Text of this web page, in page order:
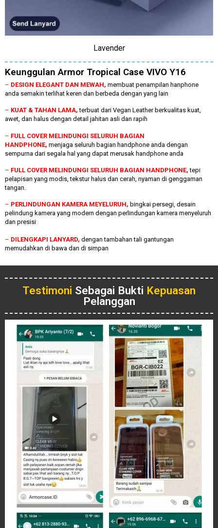
Lavender
Keunggulan Armor Tropical Case VIVO Y16
– DESIGN ELEGANT DAN MEWAH, membuat penampilan hanphone
anda semakin terlihat keren dan berbeda dengan yang lain
– KUAT & TAHAN LAMA,terbuat dari Vegan Leather berkualitas kuat,
awet, dan halus dengan detail jahitan asli dan rapih
– FULL COVER MELINDUNGI SELURUH BAGIAN
HANDPHONE, menjaga seluruh bagian handphone anda dengan
sempurna dari segala hal yang dapat merusak handphone anda
– FULL COVER MELINDUNGI SELURUH BAGIAN HANDPHONE,tepi
pelapisan yang modis, tekstur halus dan cerah, nyaman di genggaman
tangan.
– PERLINDUNGAN KAMERA MEYELURUH, bingkai persegi, desain
pelindung kamera yang modern dengan perlindungan kamera menyeluruh
dan presisi
– DILENGKAPI LANYARD, dengan tambahan tali gantungan
memudahkan di bawa dan di simpan
Testimoni Sebagai Bukti Kepuasan
Pelanggan